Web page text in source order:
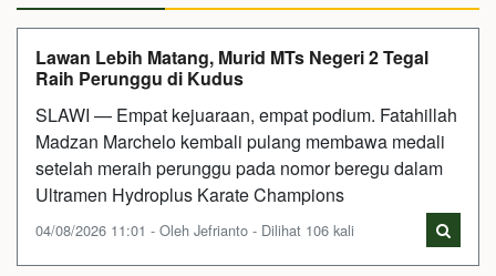
Lawan Lebih Matang, Murid MTs Negeri 2 Tegal
Raih Perunggu di Kudus
SLAWI — Empat kejuaraan, empat podium. Fatahillah
Madzan Marchelo kembali pulang membawa medali
setelah meraih perunggu pada nomor beregu dalam
Ultramen Hydroplus Karate Champions
04/08/2026 11:01 - Oleh Jefrianto - Dilihat 106 kali